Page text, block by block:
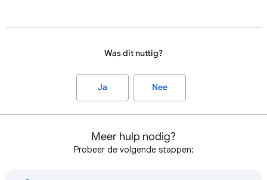
Was dit nuttig?
Ja Nee
Meer hulp nodig?
Probeer de volgende stappen: